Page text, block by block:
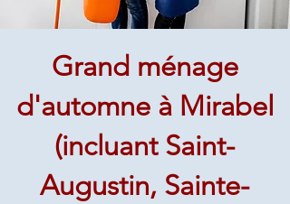
Grand ménage
d'automne à Mirabel
(incluant Saint-
Augustin, Sainte-